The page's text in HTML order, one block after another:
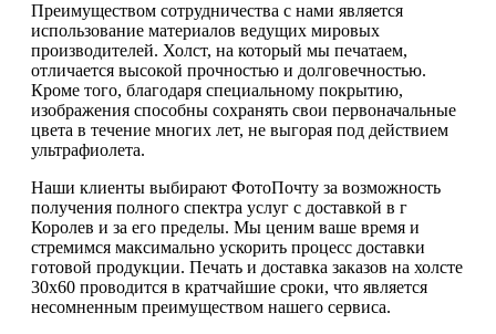
Преимуществом сотрудничества с нами является
использование материалов ведущих мировых
производителей. Холст, на который мы печатаем,
отличается высокой прочностью и долговечностью.
Кроме того, благодаря специальному покрытию,
изображения способны сохранять свои первоначальные
цвета в течение многих лет, не выгорая под действием
ультрафиолета.
Наши клиенты выбирают ФотоПочту за возможность
получения полного спектра услуг с доставкой в г
Королев и за его пределы. Мы ценим ваше время и
стремимся максимально ускорить процесс доставки
готовой продукции. Печать и доставка заказов на холсте
30х60 проводится в кратчайшие сроки, что является
несомненным преимуществом нашего сервиса.